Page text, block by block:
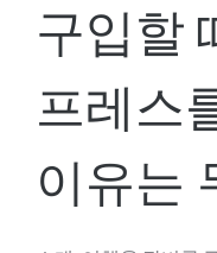
구입할
프레스
이유는